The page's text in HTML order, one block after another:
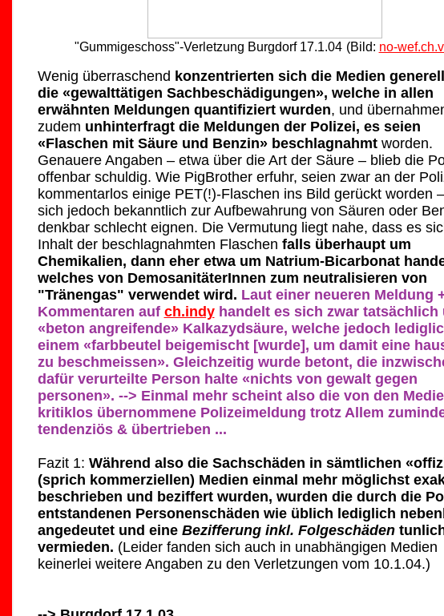
"Gummigeschoss"-Verletzung Burgdorf 17.1.04 (Bild: no-
Wenig überraschend konzentrierten sich die Medien
die «gewalttätigen Sachbeschädigungen», welche in allen
erwähnten Meldungen quantifiziert wurden, und
zudem unhinterfragt die Meldungen der Polizei, es seien
«Flaschen mit Säure und Benzin» beschlagnahmtworden.
Genauere Angaben – etwa über die Art der Säure – blieb die
offenbar schuldig. Wie PigBrother erfuhr, seien zwar an der
kommentarlos einige PET(!)-Flaschen ins Bild gerückt worden
sich jedoch bekanntlich zur Aufbewahrung von Säuren oder
denkbar schlecht eignen. Die Vermutung liegt nahe, dass es
Inhalt der beschlagnahmten Flaschen falls überhaupt um
Chemikalien, dann eher etwa um Natrium-Bicarbonat
welches von DemosanitäterInnen zum neutralisieren von
"Tränengas" verwendet wird. Laut einer neueren Meldung
Kommentaren auf ch.indyhandelt es sich zwar tatsächlich
«beton angreifende» Kalkazydsäure, welche jedoch
einem «farbbeutel beigemischt [wurde], um damit eine
zu beschmeissen». Gleichzeitig wurde betont, die
dafür verurteilte Person halte «nichts von gewalt gegen
personen». --> Einmal mehr scheint also die von den
kritiklos übernommene Polizeimeldung trotz Allem
tendenziös & übertrieben ...
Fazit 1: Während also die Sachschäden in sämtlichen
(sprich kommerziellen) Medien einmal mehr möglichst
beschrieben und beziffert wurden, wurden die durch die
entstandenen Personenschäden wie üblich lediglich
angedeutet und eine Bezifferung inkl. Folgeschäden
vermieden. (Leider fanden sich auch in unabhängigen Medien
keinerlei weitere Angaben zu den Verletzungen vom 10.1.04.)